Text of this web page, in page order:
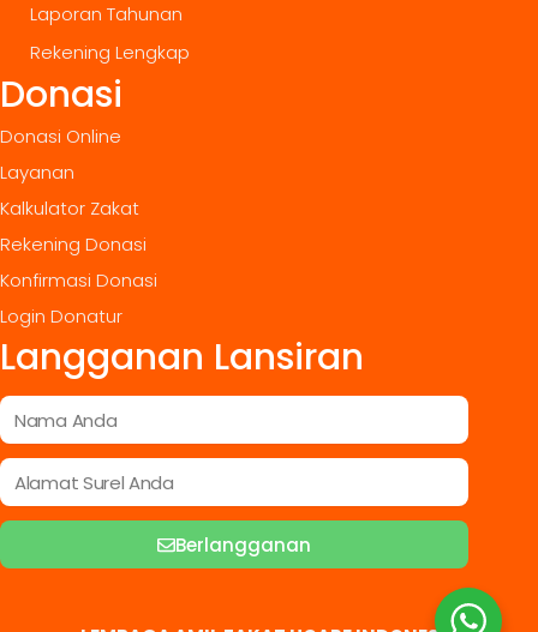
Laporan Tahunan
Rekening Lengkap
Donasi
Donasi Online
Layanan
Kalkulator Zakat
Rekening Donasi
Konfirmasi Donasi
Login Donatur
Langganan Lansiran
Berlangganan